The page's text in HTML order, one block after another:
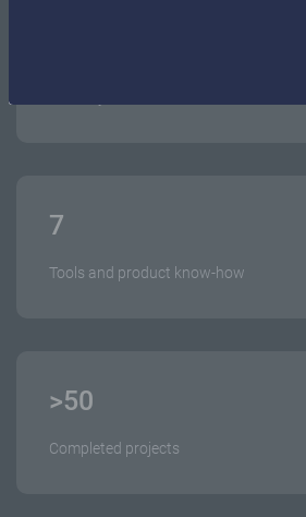
7
Tools and product know-how
>50
Completed projects